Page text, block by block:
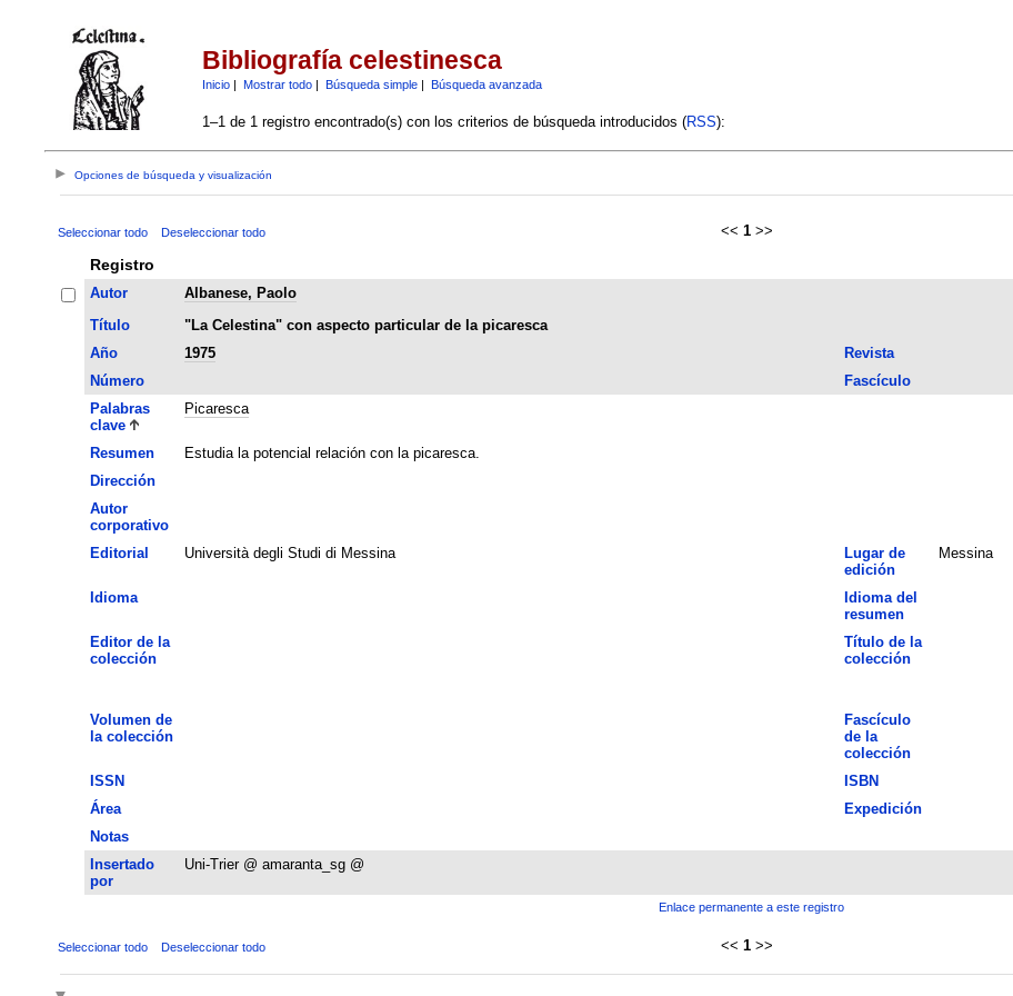
Bibliografía celestinesca
Inicio| Mostrar todo| Búsqueda simple| Búsqueda avanzada
1–1 de 1 registro encontrado(s) con los criterios de búsqueda introducidos (RSS):
Opciones de búsqueda y visualización
Seleccionar todo Deseleccionar todo << 1 >>
Registro
Autor
Albanese, Paolo
Título
"La Celestina" con aspecto particular de la picaresca
Año
1975 Revista
Número
Fascículo
Palabras
clave
Picaresca
Resumen
Estudia la potencial relación con la picaresca.
Dirección
Autor
corporativo
Editorial Università degli Studi di Messina
Lugar de
edición
Messina
Idioma
Idioma del
resumen
Editor de la
colección
Título de la
colección
Volumen de
la colección
Fascículo
de la
colección
ISSN ISBN
Área
Expedición
Notas
Insertado
por
Uni-Trier @ amaranta_sg @
Enlace permanente a este registro
Seleccionar todo Deseleccionar todo << 1 >>